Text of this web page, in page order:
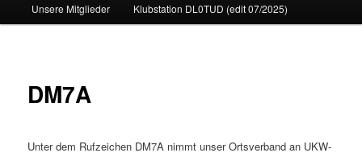
Unsere Mitglieder Klubstation DL0TUD (edit 07/2025)
DM7A
Unter dem Rufzeichen DM7A nimmt unser Ortsverband an UKW-